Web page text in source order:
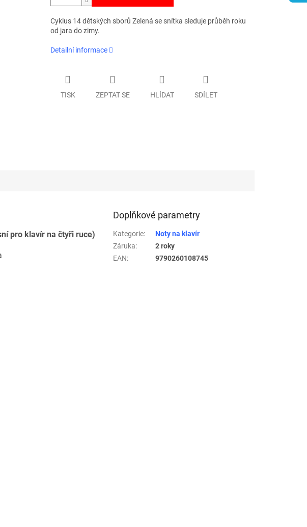
Cyklus 14 dětských sborů Zelená se snítka sleduje průběh roku
od jara do zimy.
Detailní informace
TISK ZEPTAT SE HLÍDAT SDÍLET
pro klavír na čtyři ruce)
Doplňkové parametry
Kategorie:
Noty na klavír
Záruka:
2 roky
EAN: 9790260108745